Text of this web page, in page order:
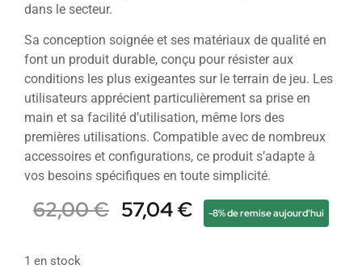
dans le secteur.
Sa conception soignée et ses matériaux de qualité en
font un produit durable, conçu pour résister aux
conditions les plus exigeantes sur le terrain de jeu. Les
utilisateurs apprécient particulièrement sa prise en
main et sa facilité d’utilisation, même lors des
premières utilisations. Compatible avec de nombreux
accessoires et configurations, ce produit s’adapte à
vos besoins spécifiques en toute simplicité.
62,00€ 57,04€ -8% de remise aujourd'hui
1 en stock